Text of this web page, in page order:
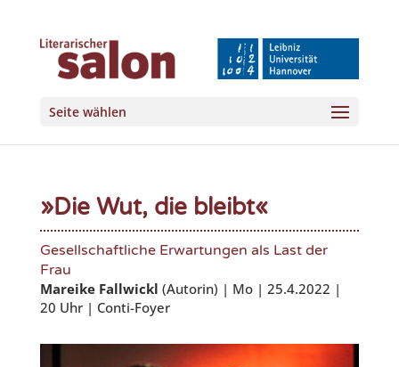
Seite wählen
»Die Wut, die bleibt«
Gesellschaftliche Erwartungen als Last der
Frau
Mareike Fallwickl (Autorin) | Mo | 25.4.2022 |
20 Uhr | Conti-Foyer